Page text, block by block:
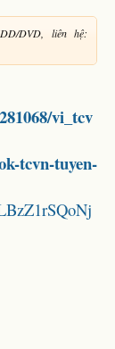
DVD, liên hệ:
vi_tcv
tcvn-tuyen-